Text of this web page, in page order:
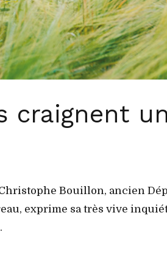
craignent
Bouillon, ancien
exprime sa très vive